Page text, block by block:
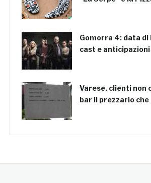
Gomorra 4: data di
cast e
Varese, clienti non
bar il prezzario che